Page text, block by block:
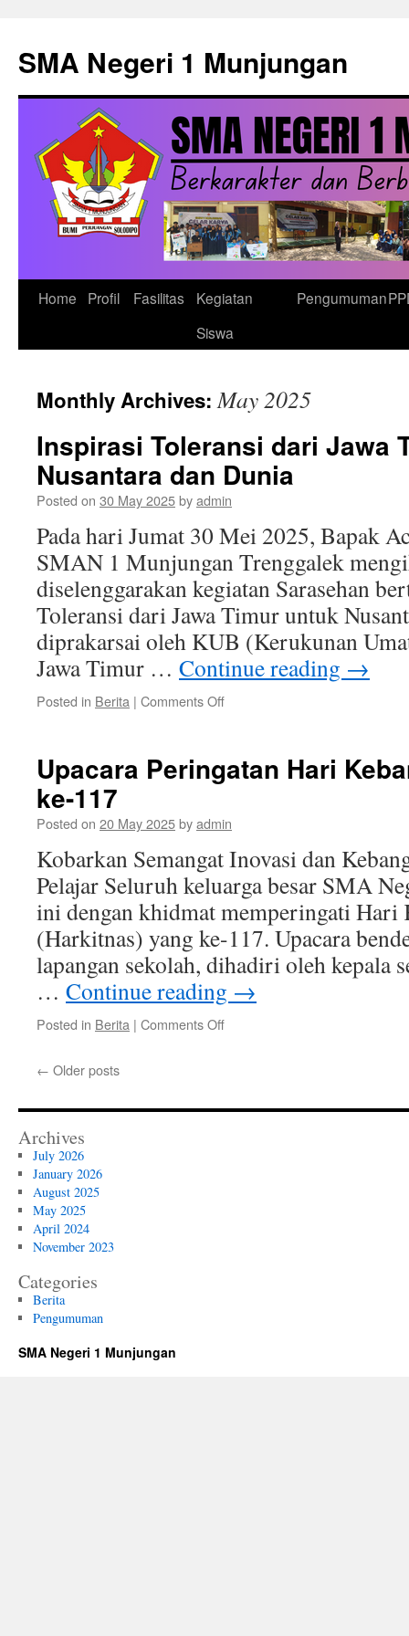
content
SMA Negeri 1 Munjungan
Home Profil Fasilitas
Kegiatan
Siswa
Pengumuman
Monthly Archives:May 2025
Inspirasi Toleransi dari Jawa
Nusantara dan Dunia
Posted on 30 May 2025byadmin
Pada hari Jumat 30 Mei 2025, Bapak
SMAN 1 Munjungan Trenggalek
diselenggarakan kegiatan Sarasehan
Toleransi dari Jawa Timur untuk
diprakarsai oleh KUB (Kerukunan
Jawa Timur … Continue reading →
Posted in Berita | Comments Offon
Jawa
Nusantara
Dunia
Upacara Peringatan Hari
ke-117
Posted on 20 May 2025byadmin
Kobarkan Semangat Inovasi dan
Pelajar Seluruh keluarga besar SMA
ini dengan khidmat memperingati Hari
(Harkitnas) yang ke-117. Upacara
lapangan sekolah, dihadiri oleh kepala
… Continue reading →
Posted in Berita | Comments Offon
Nasional
← Older posts
Archives
July 2026
January 2026
August 2025
May 2025
April 2024
November 2023
Categories
Berita
Pengumuman
SMA Negeri 1 Munjungan